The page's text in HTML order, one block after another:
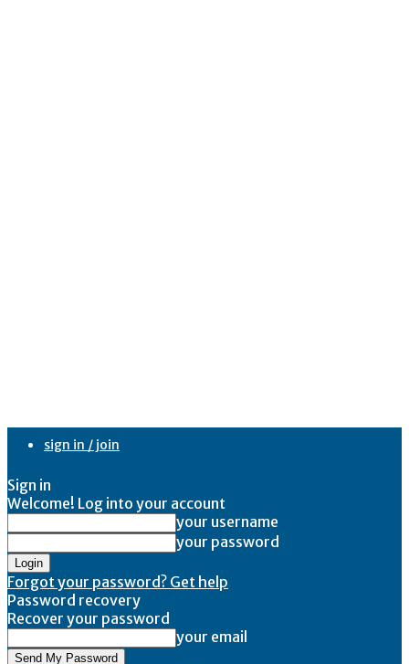
sign in / join
Sign in
Welcome! Log into your account
your username
your password
Forgot your password? Get help
Password recovery
Recover your password
your email